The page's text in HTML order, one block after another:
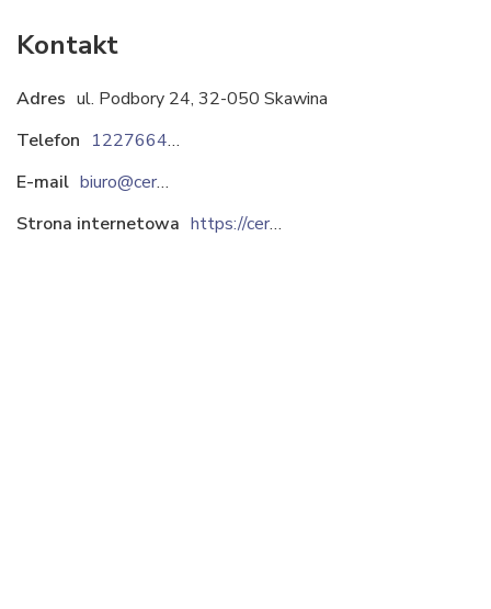
Kontakt
Adres ul. Podbory 24, 32-050 Skawina
Telefon
122766475
E-mail
biuro@ceramic.com.pl
Strona internetowa
https://ceramic.com.pl